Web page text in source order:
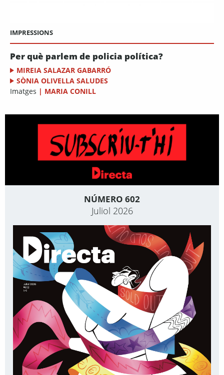
IMPRESSIONS
Per què parlem de policia política?
MIREIA SALAZAR GABARRÓ
SÒNIA OLIVELLA SALUDES
Imatges | MARIA CONILL
NÚMERO 602
Juliol 2026